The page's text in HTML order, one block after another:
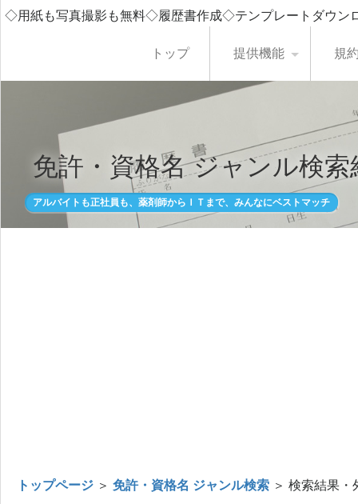
◇用紙も写真撮影も無料◇履歴書作成◇テンプレートダウ
トップ 提供機能 規
免許・資格名 ジャンル検索
アルバイトも正社員も、薬剤師からＩＴまで、みんなにベストマッチ
トップページ ＞ 免許・資格名 ジャンル検索 ＞ 検索結果・